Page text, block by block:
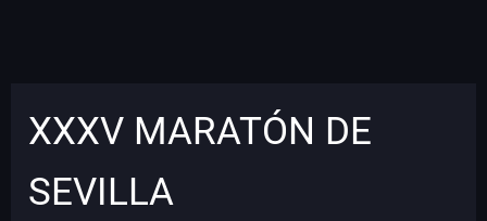
XXXV MARATÓN DE
SEVILLA